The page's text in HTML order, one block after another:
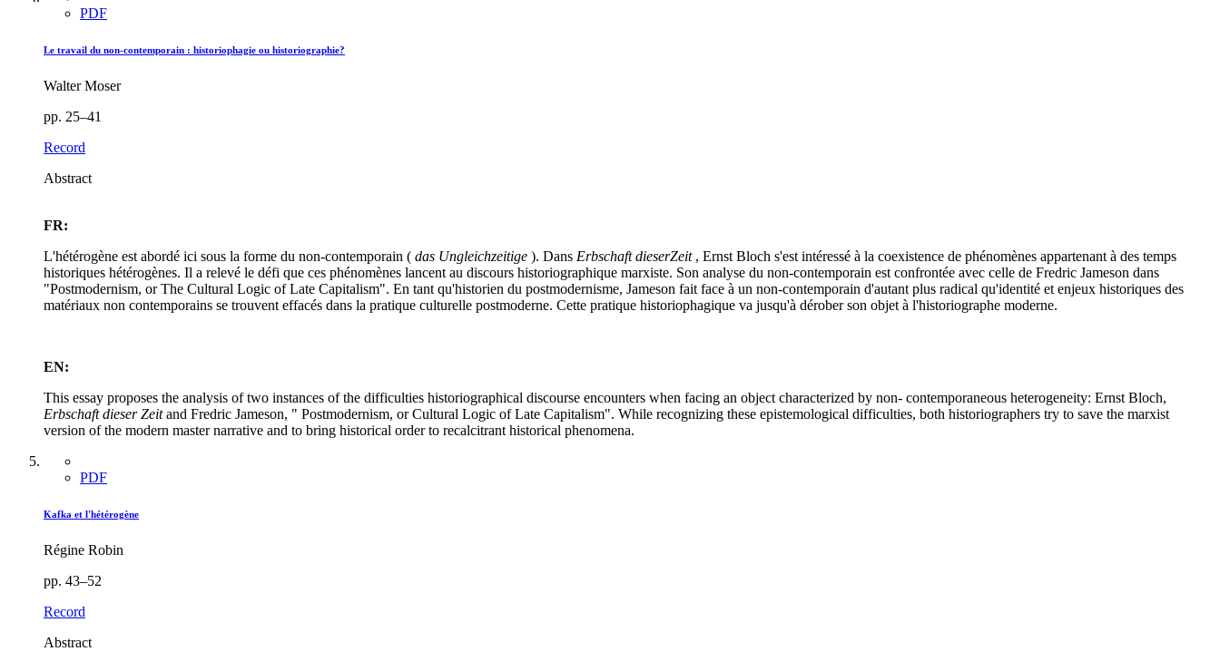
PDF
Le travail du non-contemporain : historiophagie ou historiographie?
Walter Moser
pp. 25–41
Record
Abstract
FR:
L'hétérogène est abordé ici sous la forme du non-contemporain ( das Ungleichzeitige ). Dans Erbschaft dieserZeit, Ernst Bloch s'est intéressé à la coexistence de phénomènes appartenant à des temps
historiques hétérogènes. Il a relevé le défi que ces phénomènes lancent au discours historiographique marxiste. Son analyse du non-contemporain est confrontée avec celle de Fredric Jameson dans
"Postmodernism, or The Cultural Logic of Late Capitalism". En tant qu'historien du postmodernisme, Jameson fait face à un non-contemporain d'autant plus radical qu'identité et enjeux historiques des
matériaux non contemporains se trouvent effacés dans la pratique culturelle postmoderne. Cette pratique historiophagique va jusqu'à dérober son objet à l'historiographe moderne.
EN:
This essay proposes the analysis of two instances of the difficulties historiographical discourse encounters when facing an object characterized by non- contemporaneous heterogeneity: Ernst Bloch,
Erbschaft dieser Zeitand Fredric Jameson, " Postmodernism, or Cultural Logic of Late Capitalism". While recognizing these epistemological difficulties, both historiographers try to save the marxist
version of the modern master narrative and to bring historical order to recalcitrant historical phenomena.
PDF
Kafka et l'hétérogène
Régine Robin
pp. 43–52
Record
Abstract